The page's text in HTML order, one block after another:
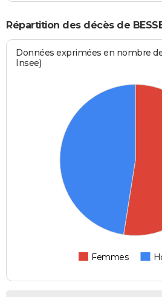
Répartition des décès de
Données exprimées en nombre
Insee)
Femmes